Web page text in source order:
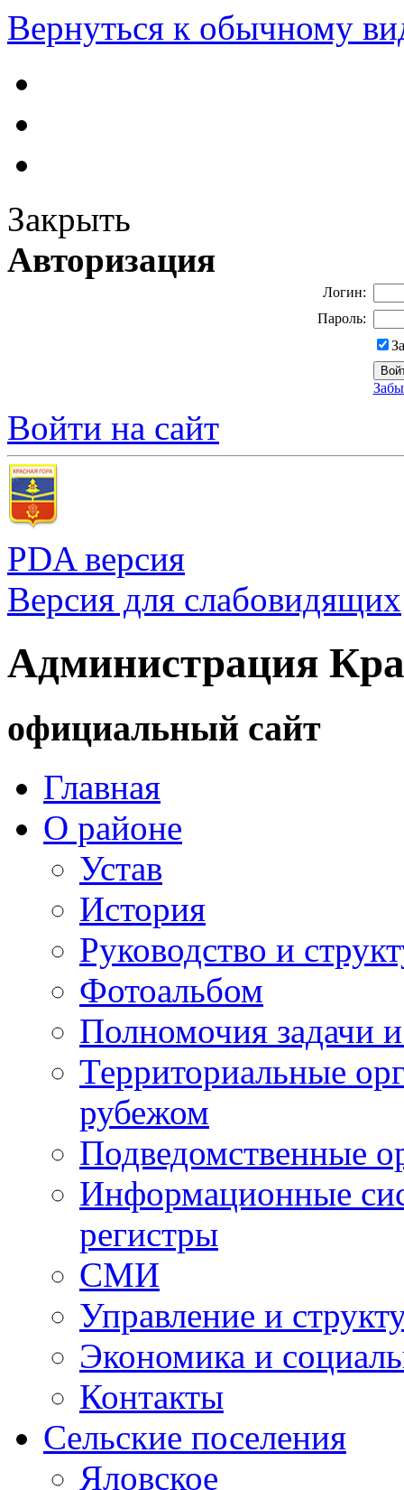
Вернуться к обычному
Закрыть
Авторизация
Логин:
Пароль:
Войти на сайт
PDA версия
Версия для слабовидящих
Администрация
официальный сайт
Главная
О районе
Устав
История
Руководство и
Фотоальбом
Полномочия задачи
Территориальные
рубежом
Подведомственные
Информационные
регистры
СМИ
Управление и
Экономика и
Контакты
Сельские поселения
Яловское